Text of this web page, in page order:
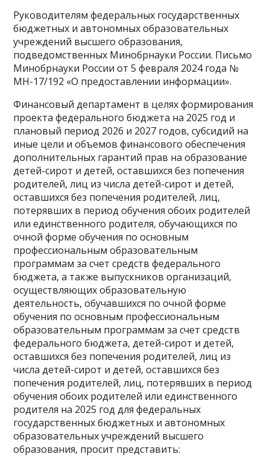
Руководителям федеральных государственных
бюджетных и автономных образовательных
учреждений высшего образования,
подведомственных Минобрнауки России. Письмо
Минобрнауки России от 5 февраля 2024 года №
МН-17/192 «О предоставлении информации».
Финансовый департамент в целях формирования
проекта федерального бюджета на 2025 год и
плановый период 2026 и 2027 годов, субсидий на
иные цели и объемов финансового обеспечения
дополнительных гарантий прав на образование
детей-сирот и детей, оставшихся без попечения
родителей, лиц из числа детей-сирот и детей,
оставшихся без попечения родителей, лиц,
потерявших в период обучения обоих родителей
или единственного родителя, обучающихся по
очной форме обучения по основным
профессиональным образовательным
программам за счет средств федерального
бюджета, а также выпускников организаций,
осуществляющих образовательную
деятельность, обучавшихся по очной форме
обучения по основным профессиональным
образовательным программам за счет средств
федерального бюджета, детей-сирот и детей,
оставшихся без попечения родителей, лиц из
числа детей-сирот и детей, оставшихся без
попечения родителей, лиц, потерявших в период
обучения обоих родителей или единственного
родителя на 2025 год для федеральных
государственных бюджетных и автономных
образовательных учреждений высшего
образования, просит представить: